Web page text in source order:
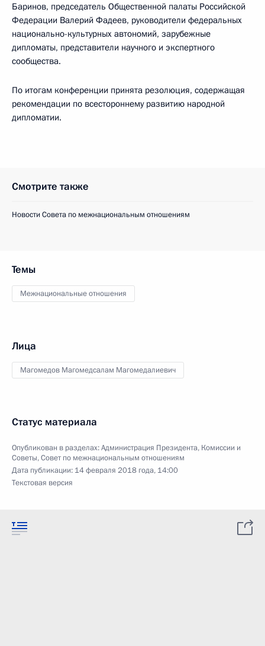
Баринов, председатель Общественной палаты Российской
Федерации Валерий Фадеев, руководители федеральных
национально-культурных автономий, зарубежные
дипломаты, представители научного и экспертного
сообщества.
По итогам конференции принята резолюция, содержащая
рекомендации по всестороннему развитию народной
дипломатии.
Смотрите также
Новости Совета по межнациональным отношениям
Темы
Межнациональные отношения
Лица
Магомедов Магомедсалам Магомедалиевич
Статус материала
Опубликован в разделах:Администрация Президента, Комиссии и
Советы,Совет по межнациональным отношениям
Дата публикации: 14 февраля 2018 года, 14:00
Текстовая версия